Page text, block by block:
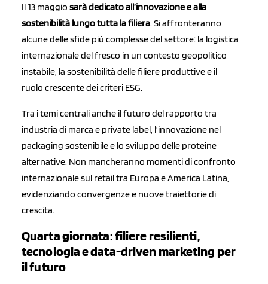
Il 13 maggio sarà dedicato all’innovazione e alla
sostenibilità lungo tutta la filiera. Si affronteranno
alcune delle sfide più complesse del settore: la logistica
internazionale del fresco in un contesto geopolitico
instabile, la sostenibilità delle filiere produttive e il
ruolo crescente dei criteri ESG.
Tra i temi centrali anche il futuro del rapporto tra
industria di marca e private label, l’innovazione nel
packaging sostenibile e lo sviluppo delle proteine
alternative. Non mancheranno momenti di confronto
internazionale sul retail tra Europa e America Latina,
evidenziando convergenze e nuove traiettorie di
crescita.
Quarta giornata: filiere resilienti,
tecnologia e data-driven marketing per
il futuro